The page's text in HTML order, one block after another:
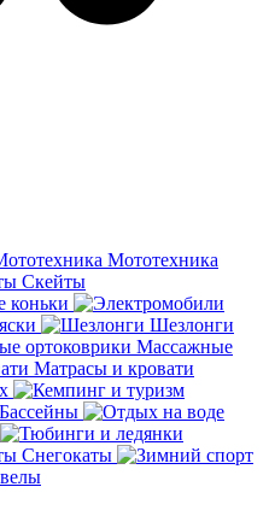
Мототехника
Скейты
коньки
Шезлонги
Массажные
Матрасы и кровати
Бассейны
Снегокаты